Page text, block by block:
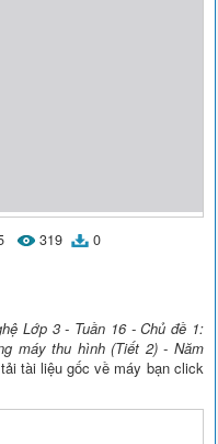
319 0
Lớp 3 - Tuần 16 - Chủ đề 1:
máy thu hình (Tiết 2) - Năm
tài liệu gốc về máy bạn click